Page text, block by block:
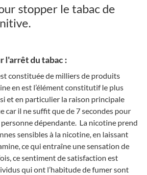
stopper le tabac de
l'arrêt du tabac :
constituée de milliers de produits
en est l’élément constitutif le plus
et en particulier la raison principale
car il ne suffit que de 7 secondes pour
dépendante. La nicotine prend
sensibles à la nicotine, en laissant
ce qui entraîne une sensation de
ce sentiment de satisfaction est
qui ont l’habitude de fumer sont